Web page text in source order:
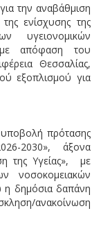
την αναβάθμιση
ενίσχυσης της
υγειονομικών
απόφαση του
Θεσσαλίας,
εξοπλισμού για
πρότασης
2030», άξονα
της Υγείας», με
νοσοκομειακών
η δημόσια δαπάνη
ανακοίνωση